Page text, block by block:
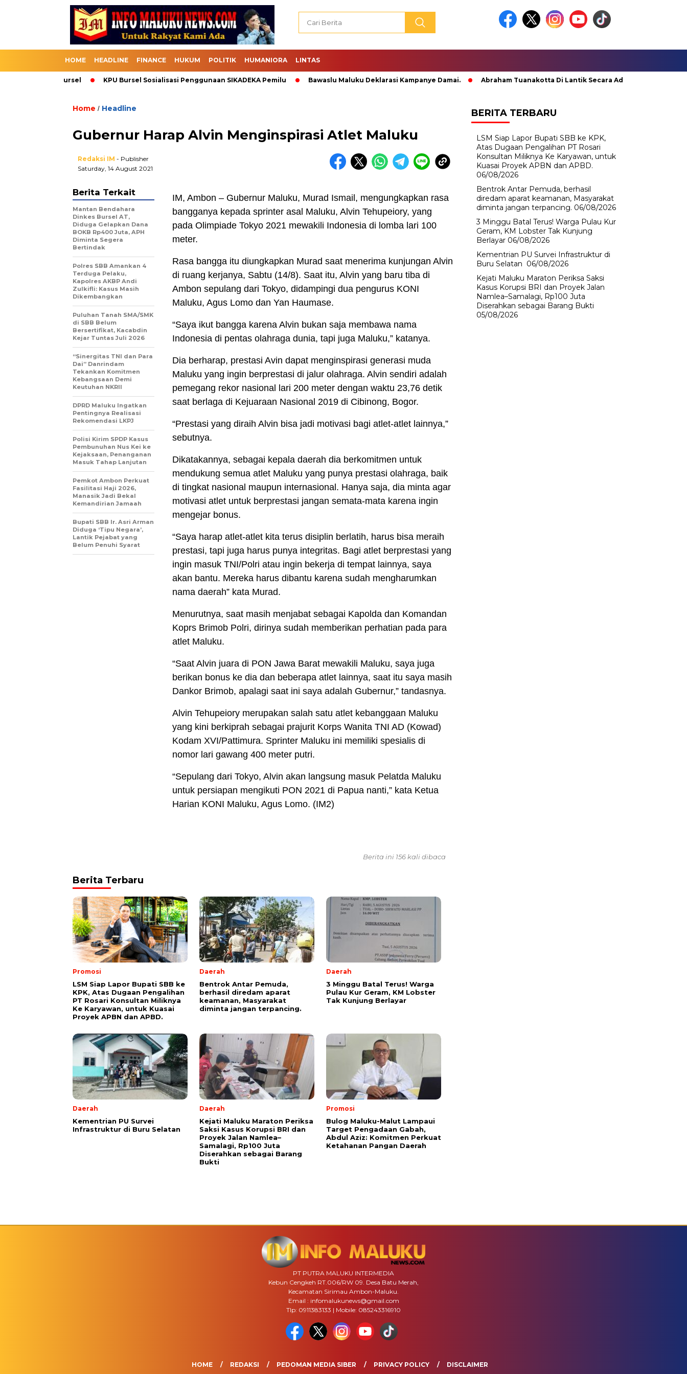
HOME HEADLINE FINANCE HUKUM POLITIK HUMANIORA LINTAS
KPU Bursel Sosialisasi Penggunaan SIKADEKA Pemilu Bawaslu Maluku Deklarasi Kampanye Damai. Abraham Tuanakotta Di Lantik Secara Adat; Pj Bupati Malteng
Home / Headline
Gubernur Harap Alvin Menginspirasi Atlet Maluku
Redaksi IM - Publisher
Saturday, 14 August 2021
IM, Ambon – Gubernur Maluku, Murad Ismail, mengungkapkan rasa
bangganya kepada sprinter asal Maluku, Alvin Tehupeiory, yang
pada Olimpiade Tokyo 2021 mewakili Indonesia di lomba lari 100
meter.
Rasa bangga itu diungkapkan Murad saat menerima kunjungan Alvin
di ruang kerjanya, Sabtu (14/8). Saat itu, Alvin yang baru tiba di
Ambon sepulang dari Tokyo, didampingi dua pengurus KONI
Maluku, Agus Lomo dan Yan Haumase.
“Saya ikut bangga karena Alvin bukan saja membawa nama
Indonesia di pentas olahraga dunia, tapi juga Maluku,” katanya.
Dia berharap, prestasi Avin dapat menginspirasi generasi muda
Maluku yang ingin berprestasi di jalur olahraga. Alvin sendiri adalah
pemegang rekor nasional lari 200 meter dengan waktu 23,76 detik
saat berlaga di Kejuaraan Nasional 2019 di Cibinong, Bogor.
“Prestasi yang diraih Alvin bisa jadi motivasi bagi atlet-atlet lainnya,”
sebutnya.
Dikatakannya, sebagai kepala daerah dia berkomitmen untuk
mendukung semua atlet Maluku yang punya prestasi olahraga, baik
di tingkat nasional maupun internasional. Hanya saja, dia minta agar
motivasi atlet untuk berprestasi jangan semata-mata karena ingin
mengejar bonus.
“Saya harap atlet-atlet kita terus disiplin berlatih, harus bisa meraih
prestasi, tapi juga harus punya integritas. Bagi atlet berprestasi yang
ingin masuk TNI/Polri atau ingin bekerja di tempat lainnya, saya
akan bantu. Mereka harus dibantu karena sudah mengharumkan
nama daerah” kata Murad.
Menurutnya, saat masih menjabat sebagai Kapolda dan Komandan
Koprs Brimob Polri, dirinya sudah memberikan perhatian pada para
atlet Maluku.
“Saat Alvin juara di PON Jawa Barat mewakili Maluku, saya juga
berikan bonus ke dia dan beberapa atlet lainnya, saat itu saya masih
Dankor Brimob, apalagi saat ini saya adalah Gubernur,” tandasnya.
Alvin Tehupeiory merupakan salah satu atlet kebanggaan Maluku
yang kini berkiprah sebagai prajurit Korps Wanita TNI AD (Kowad)
Kodam XVI/Pattimura. Sprinter Maluku ini memiliki spesialis di
nomor lari gawang 400 meter putri.
“Sepulang dari Tokyo, Alvin akan langsung masuk Pelatda Maluku
untuk persiapan mengikuti PON 2021 di Papua nanti,” kata Ketua
Harian KONI Maluku, Agus Lomo. (IM2)
Berita Terkait
Mantan Bendahara
Dinkes Bursel AT,
Diduga Gelapkan Dana
BOKB Rp400 Juta, APH
Diminta Segera
Bertindak
Polres SBB Amankan 4
Terduga Pelaku,
Kapolres AKBP Andi
Zulkifli: Kasus Masih
Dikembangkan
Puluhan Tanah SMA/SMK
di SBB Belum
Bersertifikat, Kacabdin
Kejar Tuntas Juli 2026
“Sinergitas TNI dan Para
Dai” Danrindam
Tekankan Komitmen
Kebangsaan Demi
Keutuhan NKRII ‎
DPRD Maluku Ingatkan
Pentingnya Realisasi
Rekomendasi LKPJ
Polisi Kirim SPDP Kasus
Pembunuhan Nus Kei ke
Kejaksaan, Penanganan
Masuk Tahap Lanjutan
Pemkot Ambon Perkuat
Fasilitasi Haji 2026,
Manasik Jadi Bekal
Kemandirian Jamaah
Bupati SBB Ir. Asri Arman
Diduga ‘Tipu Negara’,
Lantik Pejabat yang
Belum Penuhi Syarat
Berita ini 156 kali dibaca
Berita Terbaru
Promosi
LSM Siap Lapor Bupati SBB ke
KPK, Atas Dugaan Pengalihan
PT Rosari Konsultan Miliknya
Ke Karyawan, untuk Kuasai
Proyek APBN dan APBD.
Daerah
Bentrok Antar Pemuda,
berhasil diredam aparat
keamanan, Masyarakat
diminta jangan terpancing.
Daerah
3 Minggu Batal Terus! Warga
Pulau Kur Geram, KM Lobster
Tak Kunjung Berlayar
Daerah
Kementrian PU Survei
Infrastruktur di Buru Selatan
Daerah
Kejati Maluku Maraton Periksa
Saksi Kasus Korupsi BRI dan
Proyek Jalan Namlea–
Samalagi, Rp100 Juta
Diserahkan sebagai Barang
Bukti
Promosi
Bulog Maluku-Malut Lampaui
Target Pengadaan Gabah,
Abdul Aziz: Komitmen Perkuat
Ketahanan Pangan Daerah
BERITA TERBARU
LSM Siap Lapor Bupati SBB ke KPK,
Atas Dugaan Pengalihan PT Rosari
Konsultan Miliknya Ke Karyawan, untuk
Kuasai Proyek APBN dan APBD.
06/08/2026
Bentrok Antar Pemuda, berhasil
diredam aparat keamanan, Masyarakat
diminta jangan terpancing. 06/08/2026
3 Minggu Batal Terus! Warga Pulau Kur
Geram, KM Lobster Tak Kunjung
Berlayar 06/08/2026
Kementrian PU Survei Infrastruktur di
Buru Selatan 06/08/2026
Kejati Maluku Maraton Periksa Saksi
Kasus Korupsi BRI dan Proyek Jalan
Namlea–Samalagi, Rp100 Juta
Diserahkan sebagai Barang Bukti
05/08/2026
PT PUTRA MALUKU INTERMEDIA
Kebun Cengkeh RT.006/RW 09. Desa Batu Merah,
Kecamatan Sirimau Ambon-Maluku.
Email : infomalukunews@gmail.com
Tlp: 0911383133 | Mobile: 085243316910
HOME REDAKSI PEDOMAN MEDIA SIBER PRIVACY POLICY DISCLAIMER